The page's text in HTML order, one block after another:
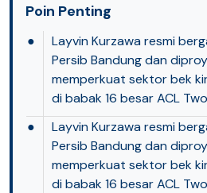
Poin Penting
●
Layvin Kurzawa resmi
Persib Bandung dan
memperkuat sektor bek
di babak 16 besar ACL
●
Layvin Kurzawa resmi
Persib Bandung dan
memperkuat sektor bek
di babak 16 besar ACL